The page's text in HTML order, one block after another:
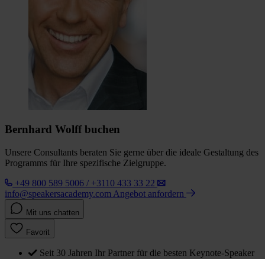
Bernhard Wolff buchen
Unsere Consultants beraten Sie gerne über die ideale Gestaltung des
Programms für Ihre spezifische Zielgruppe.
+49 800 589 5006 / +3110 433 33 22
info@speakersacademy.com Angebot anfordern
Mit uns chatten
Favorit
Seit 30 Jahren Ihr Partner für die besten Keynote-Speaker